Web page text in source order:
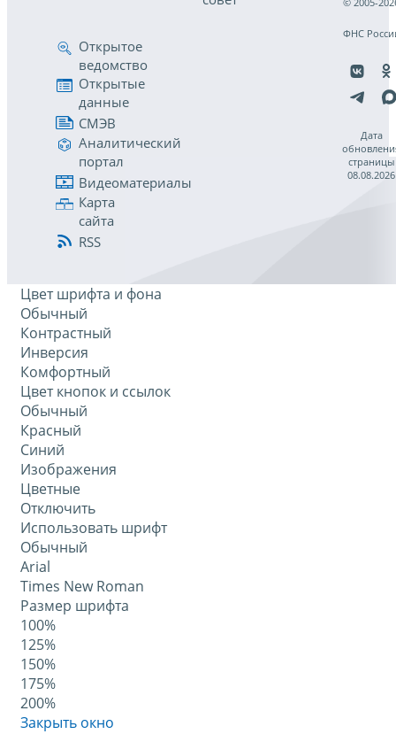
Открытое
ведомство
Открытые
данные
СМЭВ
Аналитический
портал
Видеоматериалы
Карта
сайта
RSS
ФНС
Дата
страницы
08.08.2026
Цвет шрифта и фона
Обычный
Контрастный
Инверсия
Комфортный
Цвет кнопок и ссылок
Обычный
Красный
Синий
Изображения
Цветные
Отключить
Использовать шрифт
Обычный
Arial
Times New Roman
Размер шрифта
100%
125%
150%
175%
200%
Закрыть окно